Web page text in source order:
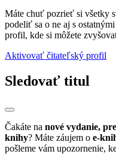
Máte chuť pozrieť si všetky
podeliť sa o ne aj s
profil, kde si môžete
Aktivovať čitateľský profil
Sledovať titul
Čakáte na nové vydanie,
knihy? Máte záujem o e-
pošleme vám upozornenie,